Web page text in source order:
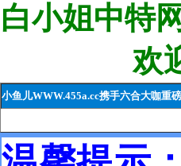
白小姐中特
欢
小鱼儿WWW.455a.cc携手六合大咖重